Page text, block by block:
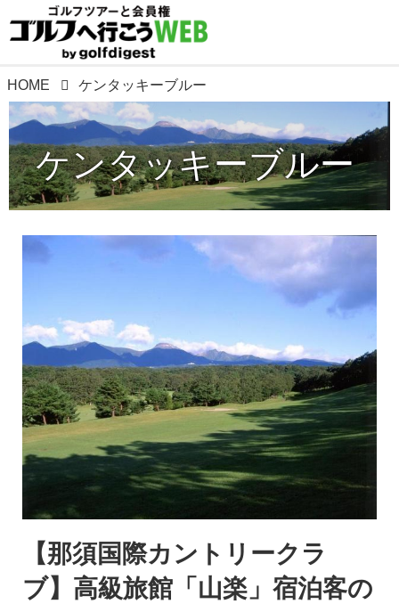
HOME ケンタッキーブルー
ケンタッキーブルー
【那須国際カントリークラ
ブ】高級旅館「山楽」宿泊客の